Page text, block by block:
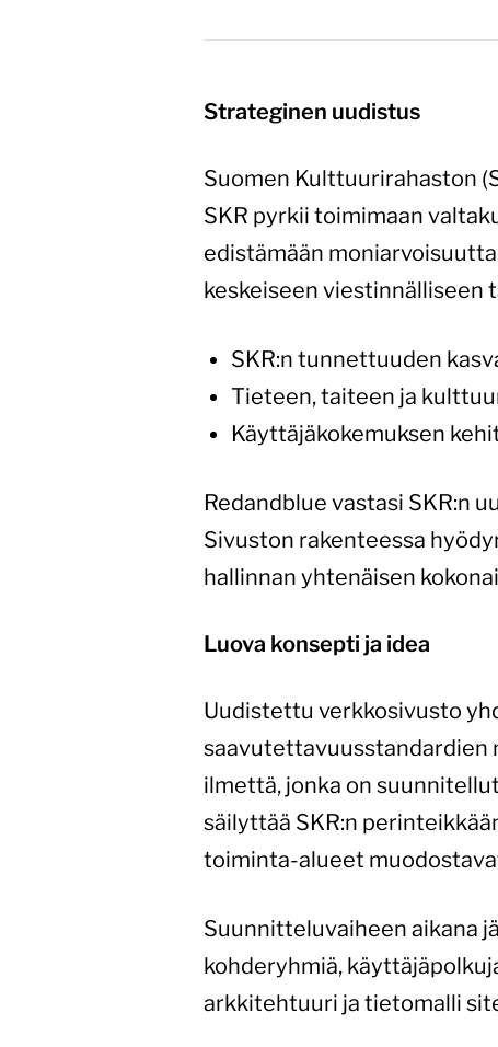
Strateginen uudistus
Suomen Kulttuurirahaston
SKR pyrkii toimimaan
edistämään
keskeiseen viestinnälliseen
SKR:n tunnettuuden
Tieteen, taiteen ja
Käyttäjäkokemuksen
Redandblue vastasi SKR:n
Sivuston rakenteessa
hallinnan yhtenäisen
Luova konsepti ja idea
Uudistettu verkkosivusto
saavutettavuusstandardien
ilmettä, jonka on
säilyttää SKR:n
toiminta-alueet
Suunnitteluvaiheen aikana
kohderyhmiä,
arkkitehtuuri ja tietomalli